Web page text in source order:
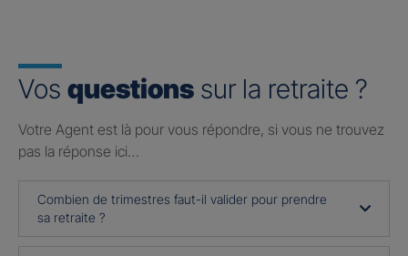
Vos questions sur la retraite ?
Votre Agent est là pour vous répondre, si vous ne trouvez
pas la réponse ici…
Combien de trimestres faut-il valider pour prendre
sa retraite ?